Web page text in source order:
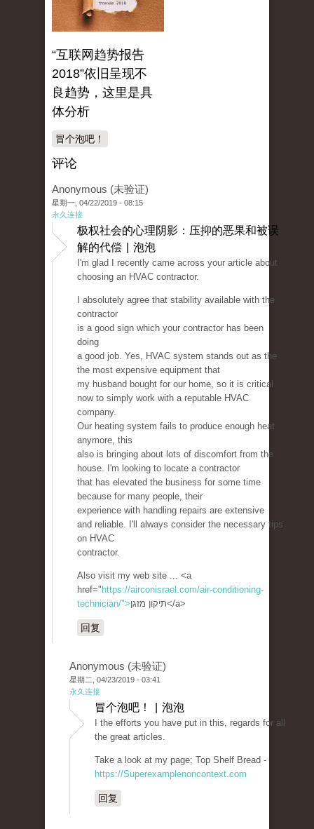
“互联网趋势报告
2018”依旧呈现不
良趋势，这里是具
体分析
冒个泡吧！
评论
Anonymous (未验证)
星期一, 04/22/2019 - 08:15
永久连接
极权社会的心理阴影：压抑的恶果和被误
解的代偿 | 泡泡
I'm glad I recently came across your article about
choosing an HVAC contractor.
I absolutely agree that stability available with the
contractor
is a good sign which your contractor has been
doing
a good job. Yes, HVAC system stands out as the
the most expensive equipment that
my husband bought for our home, so it is critical
now to simply work with a reputable HVAC
company.
Our heating system fails to produce enough heat
anymore, this
also is bringing about lots of discomfort from the
house. I'm looking to locate a contractor
that has elevated the business for some time
because for many people, their
experience with handling repairs are extensive
and reliable. I'll always consider the necessary tips
on HVAC
contractor.
Also visit my web site ... <a
href=" https://airconisrael.com/air-conditioning-
technician/">
תיקון מזגן</a>
回复
Anonymous (未验证)
星期二, 04/23/2019 - 03:41
永久连接
冒个泡吧！ | 泡泡
I the efforts you have put in this, regards for all
the great articles.
Take a look at my page; Top Shelf Bread -
https://Superexamplenoncontext.com
回复